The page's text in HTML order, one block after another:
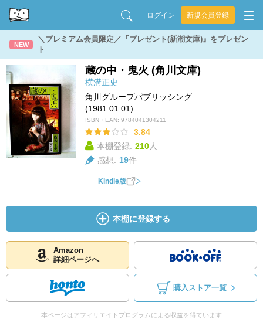
ログイン 新規会員登録
NEW
＼プレミアム会員限定／『プレゼント(新潮文庫)』をプレゼン
ト
蔵の中・鬼火 (角川文庫)
横溝正史
角川グループパブリッシング
(1981.01.01)
ISBN・EAN: 9784041304211
3.84
本棚登録: 210人
感想: 19件
Kindle版
本棚に登録する
Amazon
詳細ページへ
購入ストア一覧
本ページはアフィリエイトプログラムによる収益を得ています